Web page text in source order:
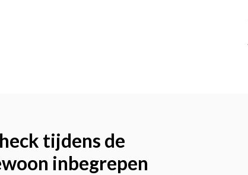
tijdens de
inbegrepen